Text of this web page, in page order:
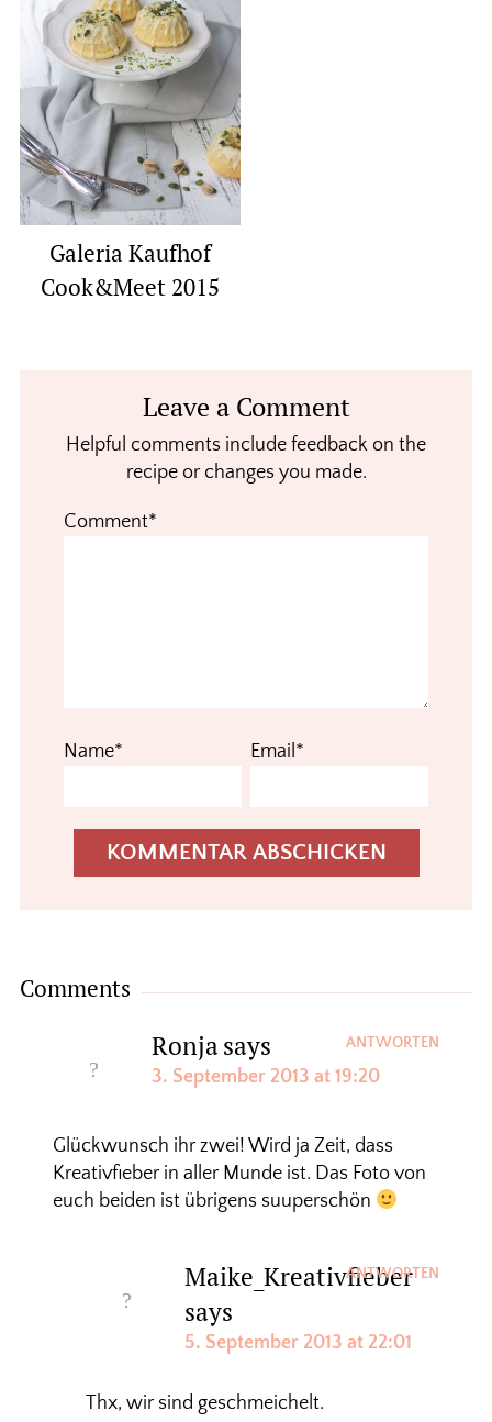
Galeria Kaufhof
Cook&Meet 2015
InteractionsLeave a Comment
Helpful comments include feedback on the
recipe or changes you made.
Comment*
Name* Email*
Comments
Ronjasays
3. September 2013 at 19:20
Glückwunsch ihr zwei! Wird ja Zeit, dass
Kreativfieber in aller Munde ist. Das Foto von
euch beiden ist übrigens suuperschön
ANTWORTEN
Maike_Kreativfieber
says
5. September 2013 at 22:01
Thx, wir sind geschmeichelt.
ANTWORTEN